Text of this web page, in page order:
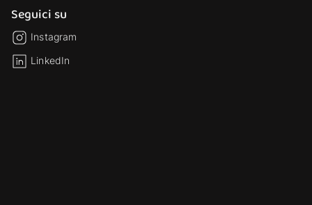
Seguici su
Instagram
LinkedIn